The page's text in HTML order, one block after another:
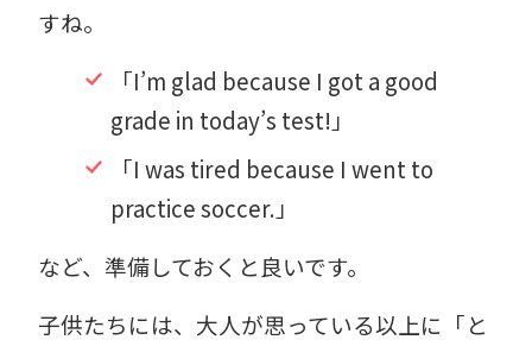
すね。
「I’m glad because I got a good
grade in today’s test!」
「I was tired because I went to
practice soccer.」
など、準備しておくと良いです。
子供たちには、大人が思っている以上に「と